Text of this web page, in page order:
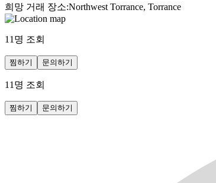
희망 거래 장소:Northwest Torrance, Torrance
11 명 조회
찜하기 문의하기
11 명 조회
찜하기 문의하기